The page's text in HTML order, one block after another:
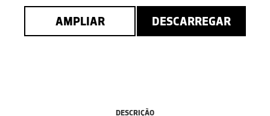
AMPLIAR DESCARREGAR
DESCRIÇÃO